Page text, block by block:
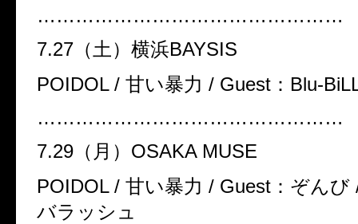
…………………………………………
7.27 （土）横浜BAYSIS
POIDOL / 甘い暴力 / Guest ： Blu-
…………………………………………
7.29 （月） OSAKA MUSE
POIDOL / 甘い暴力 / Guest ：ぞんび
バラッシュ